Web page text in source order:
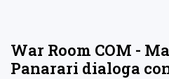
War Room COM -
Panarari dialoga